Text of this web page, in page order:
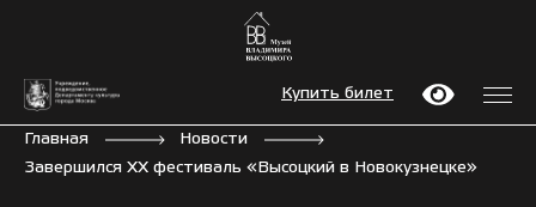
Купить билет
Главная
Новости
Завершился ХХ фестиваль «Высоцкий в Новокузнецке»